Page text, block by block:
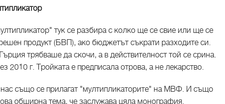
тук се разбира с колко ще се свие или ще се
продукт (БВП), ако бюджетът съкрати разходите си.
трябваше да скочи, а в действителност той се срина.
2010 г. Тройката е предписала отрова, а не лекарство.
също се прилагат "мултипликаторите" на МВФ. И също
обширна тема, че заслужава цяла монография.